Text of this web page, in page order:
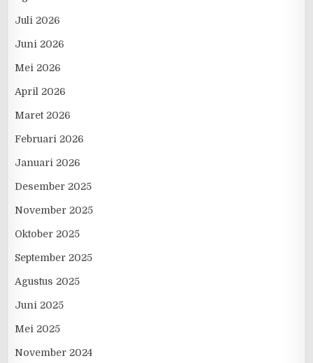
Juli 2026
Juni 2026
Mei 2026
April 2026
Maret 2026
Februari 2026
Januari 2026
Desember 2025
November 2025
Oktober 2025
September 2025
Agustus 2025
Juni 2025
Mei 2025
November 2024